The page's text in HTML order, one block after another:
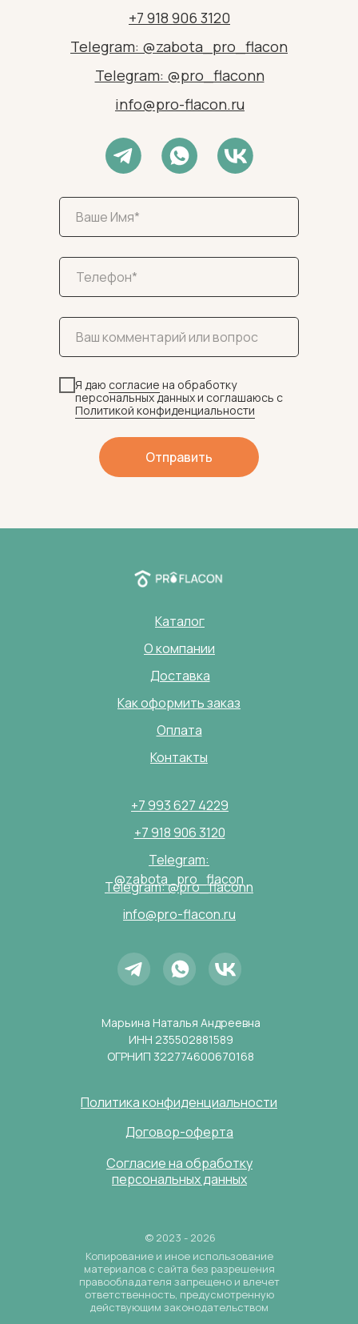
+7 918 906 3120
Telegram: @zabota_pro_flacon
Telegram: @pro_flaconn
info@pro-flacon.ru
Я даю согласие на обработку
персональных данных и соглашаюсь c
Политикой конфиденциальности
Отправить
О компании
+7 918 906 3120
Каталог
Политика конфиденциальности
+7 993 627 4229
Telegram:
@zabota_pro_flacon
Telegram: @pro_flaconn
info@pro-flacon.ru
Доставка
Копирование и иное использование
материалов с сайта без разрешения
правообладателя запрещено и влечет
ответственность, предусмотренную
действующим законодательством
© 2023 - 2026
Оплата
Как оформить заказ
Контакты
Согласие на обработку
персональных данных
Договор-оферта
Марьина Наталья Андреевна
ИНН 235502881589
ОГРНИП 322774600670168